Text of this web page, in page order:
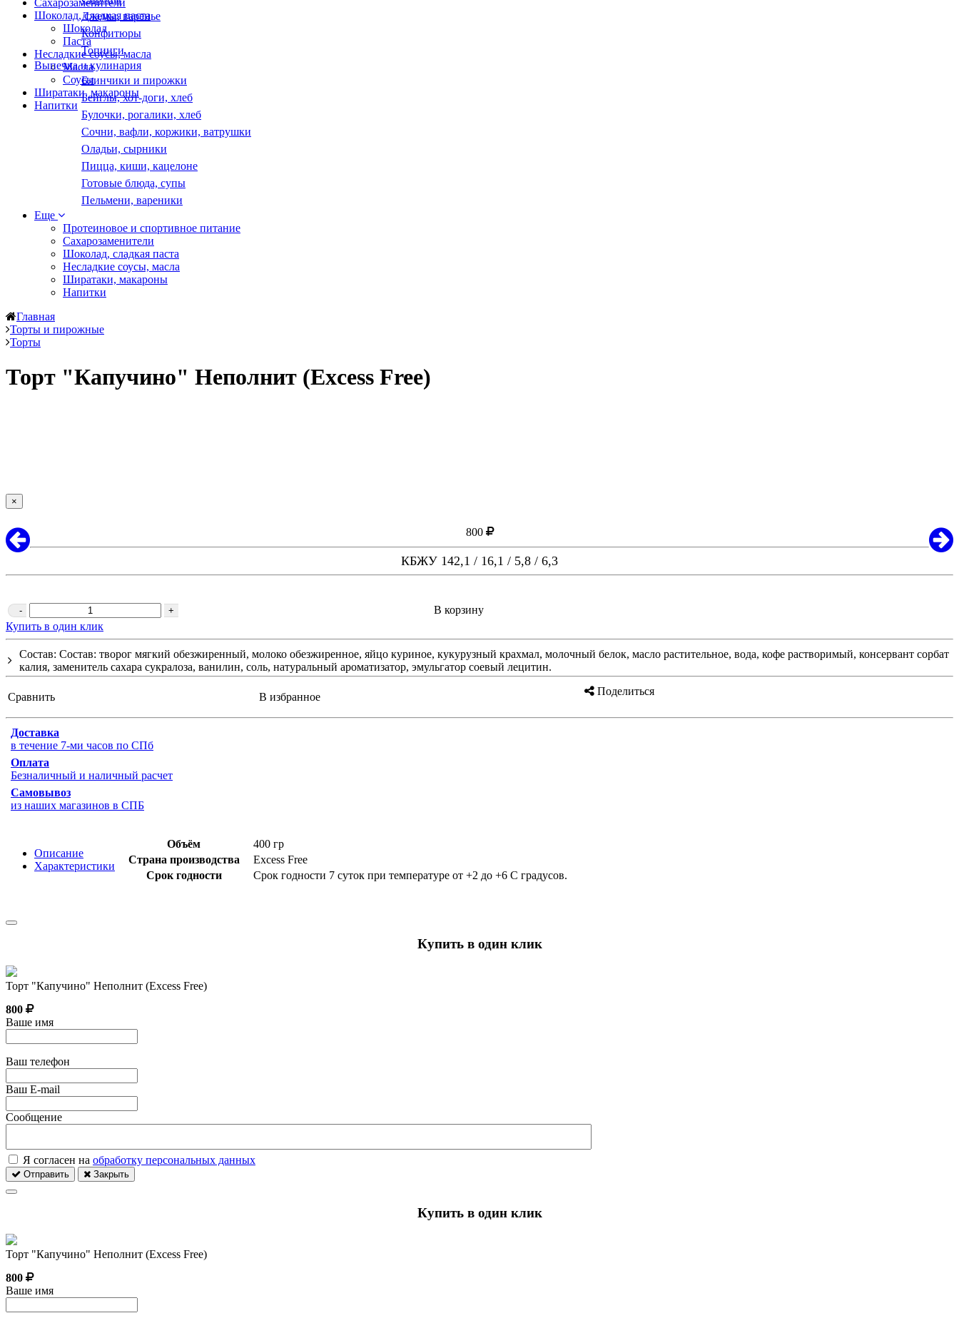
Сахарозаменители
Шоколад, сладкая паста
Шоколад
Паста
Несладкие соусы, масла
Масла
Соусы
Ширатаки, макароны
Напитки
Джемы, варенье
Конфитюры
Топинги
Выпечка и кулинария
Блинчики и пирожки
Бейглы, хот-доги, хлеб
Булочки, рогалики, хлеб
Сочни, вафли, коржики, ватрушки
Оладьи, сырники
Пицца, киши, кацелоне
Готовые блюда, супы
Пельмени, вареники
Еще
Протеиновое и спортивное питание
Сахарозаменители
Шоколад, сладкая паста
Несладкие соусы, масла
Ширатаки, макароны
Напитки
Главная
Торты и пирожные
Торты
Торт "Капучино" Неполнит (Excess Free)
×
800
КБЖУ 142,1 / 16,1 / 5,8 / 6,3
- +
В корзину
Купить в один клик
Состав: Состав: творог мягкий обезжиренный, молоко обезжиренное, яйцо куриное, кукурузный крахмал, молочный белок, масло растительное, вода, кофе растворимый, консервант сорбат
калия, заменитель сахара сукралоза, ванилин, соль, натуральный ароматизатор, эмульгатор соевый лецитин.
Сравнить В избранное Поделиться
Доставка
в течение 7-ми часов по СПб
Оплата
Безналичный и наличный расчет
Самовывоз
из наших магазинов в СПБ
Описание
Характеристики
Объём
400 гр
Страна производства
Excess Free
Срок годности
Срок годности 7 суток при температуре от +2 до +6 С градусов.
Купить в один клик
Торт "Капучино" Неполнит (Excess Free)
800
Ваше имя
Ваш телефон
Ваш E-mail
Сообщение
Я согласен на обработку персональных данных
Отправить Закрыть
Купить в один клик
Торт "Капучино" Неполнит (Excess Free)
800
Ваше имя